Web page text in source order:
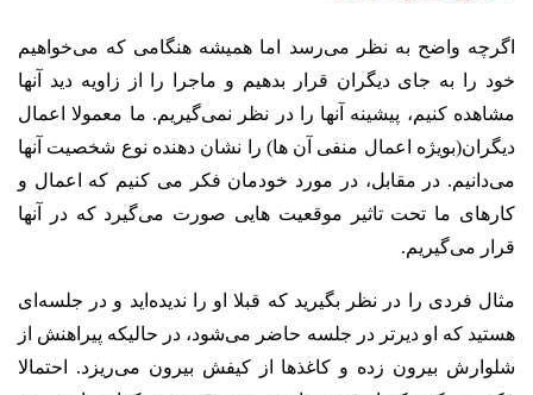
اگرچه واضح به نظر می‌رسد اما همیشه هنگامی که می‌خواهیم
خود را به جای دیگران قرار بدهیم و ماجرا را از زاویه دید آنها
مشاهده کنیم، پیشینه آنها را در نظر نمی‌گیریم. ما معمولا اعمال
دیگران(بویژه اعمال منفی آن ها) را نشان دهنده نوع شخصیت آنها
می‌دانیم. در مقابل، در مورد خودمان فکر می کنیم که اعمال و
کارهای ما تحت تاثیر موقعیت هایی صورت می‌گیرد که در آنها
قرار می‌گیریم.
مثال فردی را در نظر بگیرید که قبلا او را ندیده‌اید و در جلسه‌ای
هستید که او دیرتر در جلسه حاضر می‌شود، در حالیکه پیراهنش از
شلوارش بیرون زده و کاغذها از کیفش بیرون می‌ریزد. احتمالا